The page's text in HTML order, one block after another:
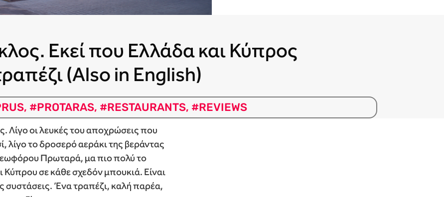
Εκεί που Ελλάδα και Κύπρος
(Also in English)
, #PROTARAS, #RESTAURANTS, #REVIEWS
οι λευκές του αποχρώσεις που
λίγο το δροσερό αεράκι της βεράντας
Πρωταρά, μα πιο πολύ το
σε κάθε σχεδόν μπουκιά. Είναι
συστάσεις. Ένα τραπέζι, καλή παρέα,